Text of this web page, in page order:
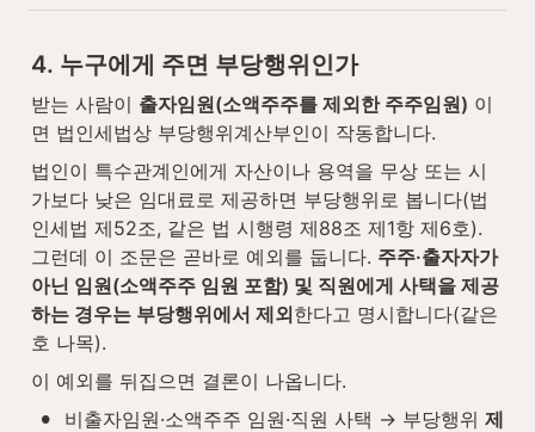
4. 누구에게 주면 부당행위인가
받는 사람이 출자임원(소액주주를 제외한 주주임원) 이
면 법인세법상 부당행위계산부인이 작동합니다.
법인이 특수관계인에게 자산이나 용역을 무상 또는 시
가보다 낮은 임대료로 제공하면 부당행위로 봅니다(법
인세법 제52조, 같은 법 시행령 제88조 제1항 제6호).
그런데 이 조문은 곧바로 예외를 둡니다. 주주·출자자가
아닌 임원(소액주주 임원 포함) 및 직원에게 사택을 제공
하는 경우는 부당행위에서 제외한다고 명시합니다(같은
호 나목).
이 예외를 뒤집으면 결론이 나옵니다.
• 비출자임원·소액주주 임원·직원 사택 → 부당행위 제